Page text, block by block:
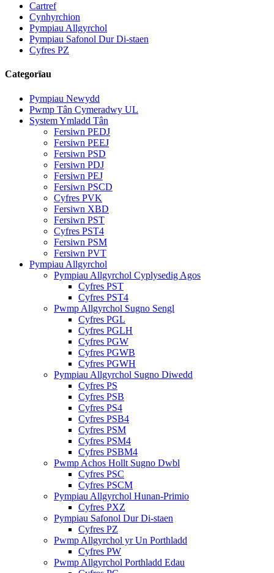
Cartref
Cynhyrchion
Pympiau Allgyrchol
Pympiau Safonol Dur Di-staen
Cyfres PZ
Categorïau
Pympiau Newydd
Pwmp Tân Cymeradwy UL
System Ymladd Tân
Fersiwn PEDJ
Fersiwn PEEJ
Fersiwn PSD
Fersiwn PDJ
Fersiwn PEJ
Fersiwn PSCD
Cyfres PVK
Fersiwn XBD
Fersiwn PST
Cyfres PST4
Fersiwn PSM
Fersiwn PVT
Pympiau Allgyrchol
Pympiau Allgyrchol Cyplysedig Agos
Cyfres PST
Cyfres PST4
Pwmp Allgyrchol Sugno Sengl
Cyfres PGL
Cyfres PGLH
Cyfres PGW
Cyfres PGWB
Cyfres PGWH
Pympiau Allgyrchol Sugno Diwedd
Cyfres PS
Cyfres PSB
Cyfres PS4
Cyfres PSB4
Cyfres PSM
Cyfres PSM4
Cyfres PSBM4
Pwmp Achos Hollt Sugno Dwbl
Cyfres PSC
Cyfres PSCM
Pympiau Allgyrchol Hunan-Primio
Cyfres PXZ
Pympiau Safonol Dur Di-staen
Cyfres PZ
Pwmp Allgyrchol yr Un Porthladd
Cyfres PW
Pwmp Allgyrchol Porthladd Edau